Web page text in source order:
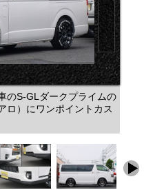
のS-GLダークプライムの
ロ）にワンポイントカス